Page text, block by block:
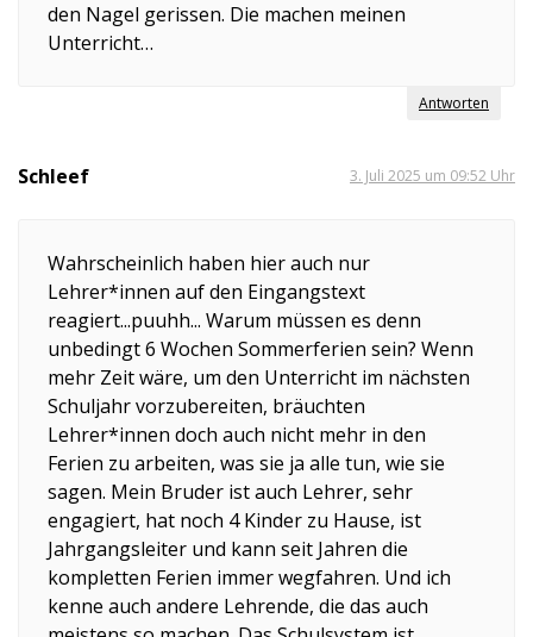
den Nagel gerissen. Die machen meinen
Unterricht…
Antworten
Schleef 3. Juli 2025 um 09:52 Uhr
Wahrscheinlich haben hier auch nur
Lehrer*innen auf den Eingangstext
reagiert...puuhh... Warum müssen es denn
unbedingt 6 Wochen Sommerferien sein? Wenn
mehr Zeit wäre, um den Unterricht im nächsten
Schuljahr vorzubereiten, bräuchten
Lehrer*innen doch auch nicht mehr in den
Ferien zu arbeiten, was sie ja alle tun, wie sie
sagen. Mein Bruder ist auch Lehrer, sehr
engagiert, hat noch 4 Kinder zu Hause, ist
Jahrgangsleiter und kann seit Jahren die
kompletten Ferien immer wegfahren. Und ich
kenne auch andere Lehrende, die das auch